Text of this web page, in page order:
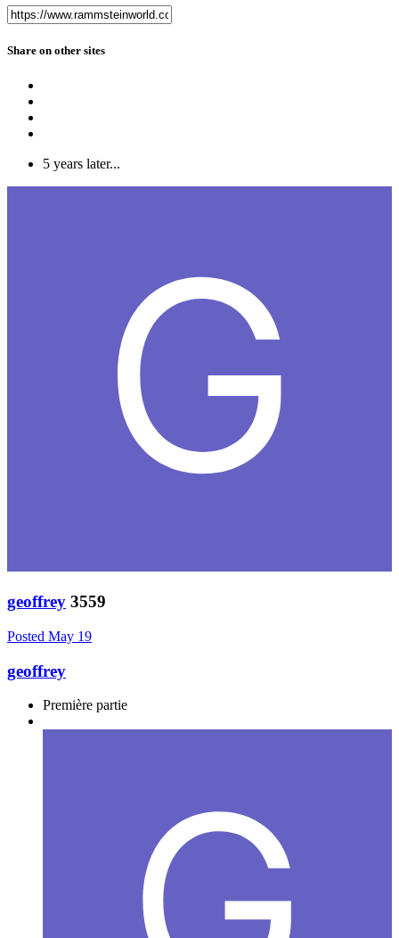
Share on other sites
5 years later...
geoffrey 3559
Posted May 19
geoffrey
Première partie